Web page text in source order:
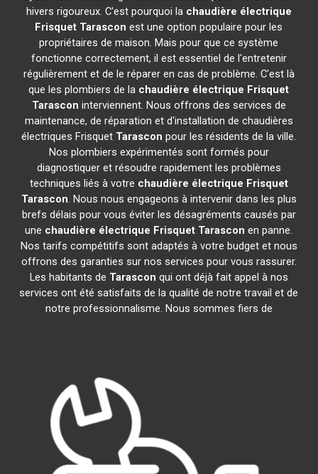
hivers rigoureux. C'est pourquoi la chaudière électrique
Frisquet Tarascon est une option populaire pour les
propriétaires de maison. Mais pour que ce système
fonctionne correctement, il est essentiel de l'entretenir
régulièrement et de le réparer en cas de problème. C'est là
que les plombiers de la chaudière électrique Frisquet
Tarascon interviennent. Nous offrons des services de
maintenance, de réparation et d'installation de chaudières
électriques Frisquet Tarascon pour les résidents de la ville.
Nos plombiers expérimentés sont formés pour
diagnostiquer et résoudre rapidement les problèmes
techniques liés à votre chaudière électrique Frisquet
Tarascon. Nous nous engageons à intervenir dans les plus
brefs délais pour vous éviter les désagréments causés par
une chaudière électrique Frisquet Tarascon en panne.
Nos tarifs compétitifs sont adaptés à votre budget et nous
offrons des garanties sur nos services pour vous rassurer.
Les habitants de Tarascon qui ont déjà fait appel à nos
services ont été satisfaits de la qualité de notre travail et de
notre professionnalisme. Nous sommes fiers de